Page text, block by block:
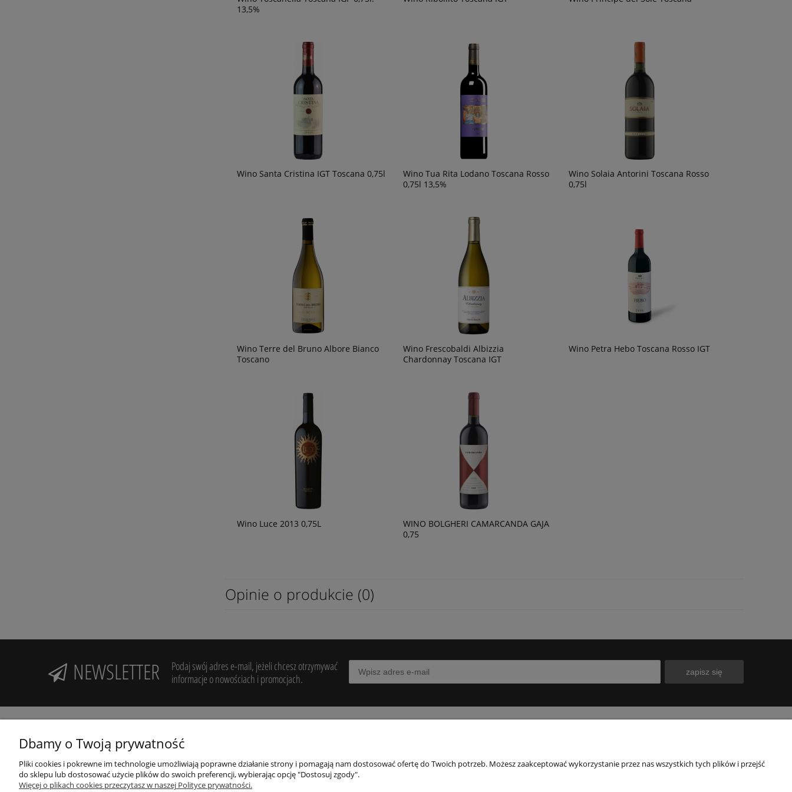
13,5%
Wino Santa Cristina IGT Toscana 0,75l
Wino Tua Rita Lodano Toscana Rosso
0,75l 13,5%
Wino Solaia Antorini Toscana Rosso
0,75l
Wino Terre del Bruno Albore Bianco
Toscano
Wino Frescobaldi Albizzia
Chardonnay Toscana IGT
Wino Petra Hebo Toscana Rosso IGT
Wino Luce 2013 0,75L
WINO BOLGHERI CAMARCANDA GAJA
0,75
Opinie o produkcie (0)
NEWSLETTER
Podaj swój adres e-mail, jeżeli chcesz otrzymywać
informacje o nowościach i promocjach.
zapisz się
Potrzebujesz pomocy? Zadzwoń!
+48 606 994 946
Regulaminy
Twoje zamówienia
Dbamy o Twoją prywatność
Pliki cookies i pokrewne im technologie umożliwiają poprawne działanie strony i pomagają nam dostosować ofertę do Twoich potrzeb. Możesz zaakceptować wykorzystanie przez nas wszystkich tych plików i przejść
do sklepu lub dostosować użycie plików do swoich preferencji, wybierając opcję "Dostosuj zgody".
Więcej o plikach cookies przeczytasz w naszej Polityce prywatności.